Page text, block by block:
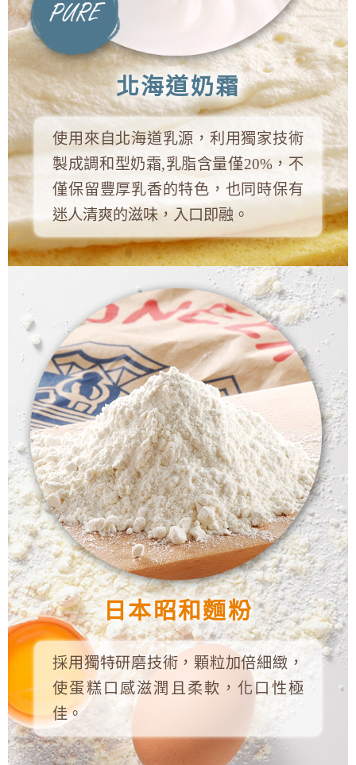
北海道奶霜
使用來自北海道乳源，利用獨家技術
製成調和型奶霜,乳脂含量僅20%，不
僅保留豐厚乳香的特色，也同時保有
迷人清爽的滋味，入口即融。
日本昭和麵粉
採用獨特研磨技術，顆粒加倍細緻，
使蛋糕口感滋潤且柔軟，化口性極
佳。